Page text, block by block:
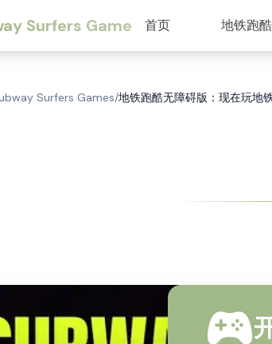
Surfers Game 首页 地铁跑酷
Surfers Games/地铁跑酷无障碍版：现在玩地